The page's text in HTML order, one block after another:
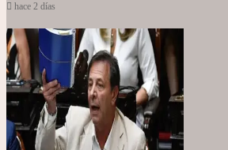
hace 2 días